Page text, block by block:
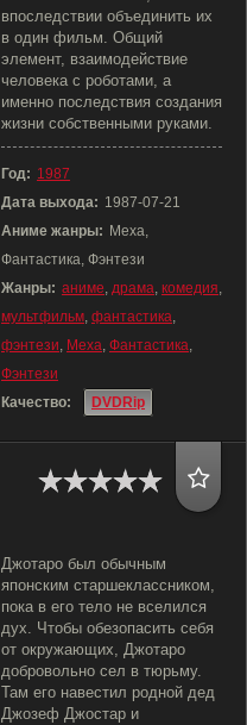
впоследствии объединить их
в один фильм. Общий
элемент, взаимодействие
человека с роботами, а
именно последствия создания
жизни собственными руками.
Год: 1987
Дата выхода: 1987-07-21
Аниме жанры: Меха,
Фантастика, Фэнтези
Жанры: аниме, драма, комедия,
мультфильм, фантастика,
фэнтези, Меха, Фантастика,
Фэнтези
Качество:
DVDRip
Джотаро был обычным
японским старшеклассником,
пока в его тело не вселился
дух. Чтобы обезопасить себя
от окружающих, Джотаро
добровольно сел в тюрьму.
Там его навестил родной дед
Джозеф Джостар и